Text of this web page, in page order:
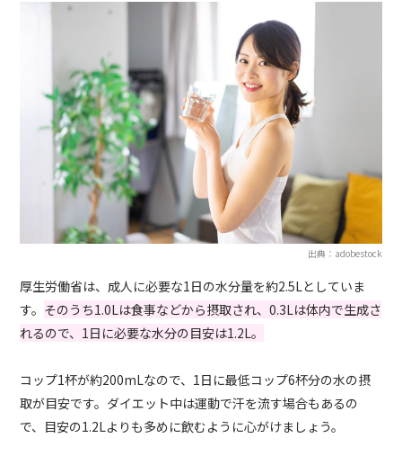
出典：adobestock
厚生労働省は、成人に必要な1日の水分量を約2.5Lとしていま
す。 そのうち1.0Lは食事などから摂取され、0.3Lは体内で生成さ
れるので、1日に必要な水分の目安は1.2L。
コップ1杯が約200mLなので、 1日に最低コップ6杯分の水の摂
取が目安です。ダイエット中は運動で汗を流す場合もあるの
で、目安の1.2Lよりも多めに飲むように心がけましょう。